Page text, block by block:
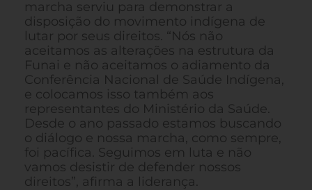
marcha serviu para demonstrar a
disposição do movimento indígena de
lutar por seus direitos. “Nós não
aceitamos as alterações na estrutura da
Funai e não aceitamos o adiamento da
Conferência Nacional de Saúde Indígena,
e colocamos isso também aos
representantes do Ministério da Saúde.
Desde o ano passado estamos buscando
o diálogo e nossa marcha, como sempre,
foi pacífica. Seguimos em luta e não
vamos desistir de defender nossos
direitos”, afirma a liderança.